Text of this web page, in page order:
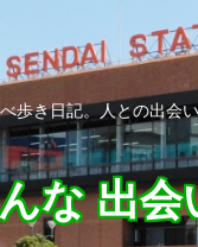
歩き日記。人との出会
な 出